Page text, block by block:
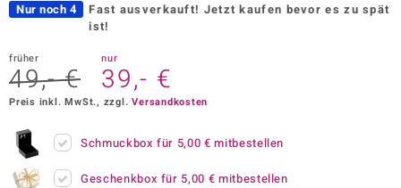
Nur noch 4 Fast ausverkauft! Jetzt kaufen bevor es zu spät
ist!
früher
49,- €
nur
39,- €
Preis inkl. MwSt., zzgl.Versandkosten
Schmuckbox für 5,00 € mitbestellen
Geschenkbox für 5,00 € mitbestellen